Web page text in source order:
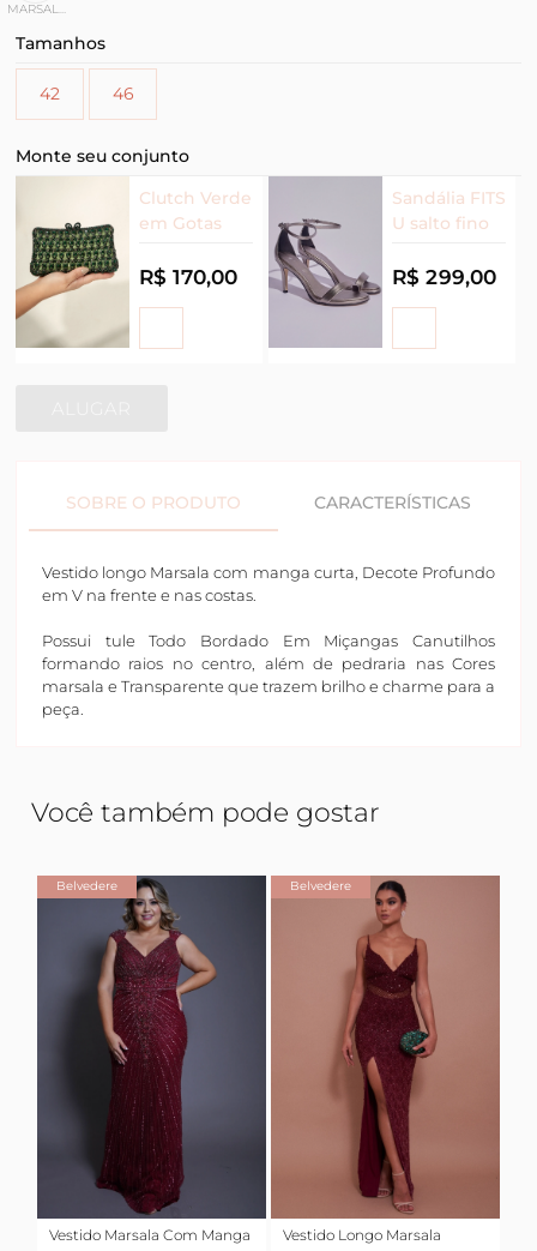
MARSALA
Tamanhos
42 46
Monte seu conjunto
Clutch Verde
em Gotas
R$ 170,00
Sandália FITS
U salto fino
R$ 299,00
SOBRE O PRODUTO CARACTERÍSTICAS
Vestido longo Marsala com manga curta, Decote Profundo
em V na frente e nas costas.
Possui tule Todo Bordado Em Miçangas Canutilhos
formando raios no centro, além de pedraria nas Cores
marsala e Transparente que trazem brilho e charme para a
peça.
Você também pode gostar
Belvedere
Vestido Marsala Com Manga
Belvedere
Vestido Longo Marsala